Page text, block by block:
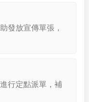
發放宣傳單張，
行定點派單，補